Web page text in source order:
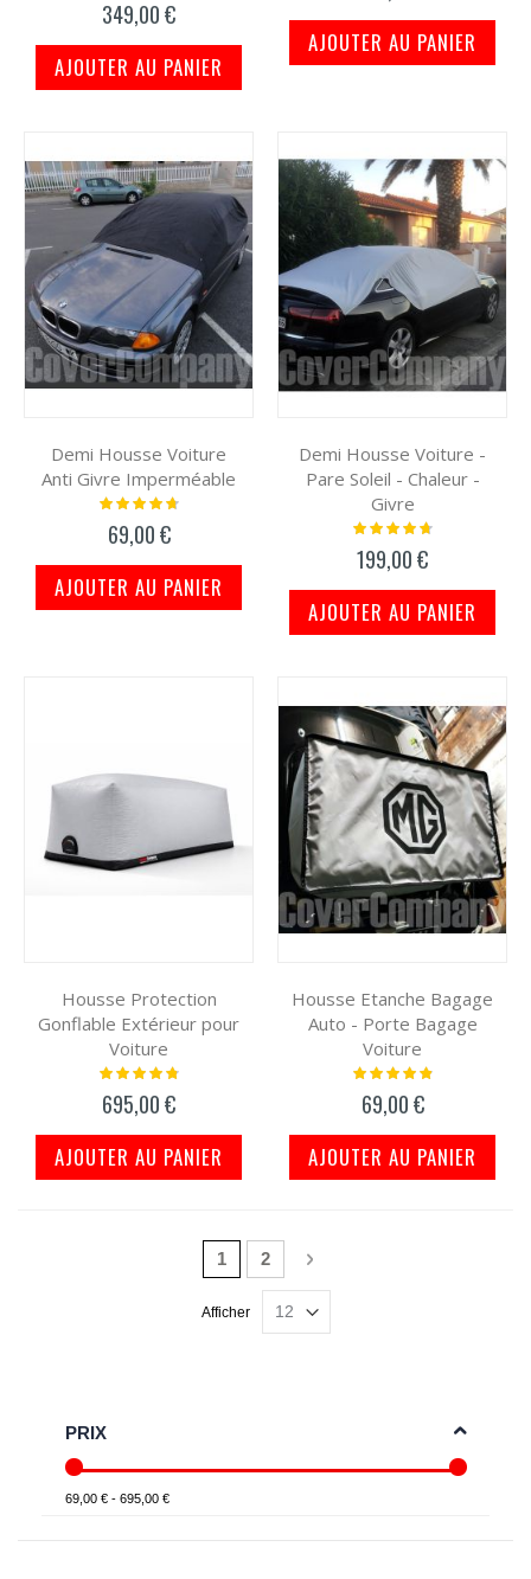
349,00 €
AJOUTER AU PANIER
AJOUTER AU PANIER
Demi Housse Voiture
Anti Givre Imperméable
Notation:
69,00 €
AJOUTER AU PANIER
Demi Housse Voiture -
Pare Soleil - Chaleur -
Givre
Notation:
199,00 €
AJOUTER AU PANIER
Housse Protection
Gonflable Extérieur pour
Voiture
Notation:
695,00 €
AJOUTER AU PANIER
Housse Etanche Bagage
Auto - Porte Bagage
Voiture
Notation:
69,00 €
AJOUTER AU PANIER
Vous lisez actuellement la page
1 Page
2 Page
Suivant
Afficher
PRIX
69,00 € - 695,00 €